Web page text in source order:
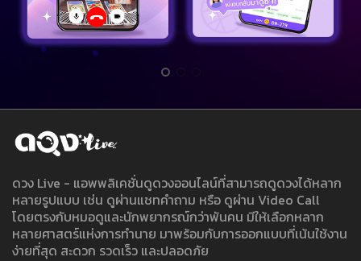
ดวง Live - แอพพลิเคชั่นดูดวงออนไลน์ที่สามารถดูดวงได้หลาก
หลายรูปแบบ เช่น ดูผ่านแชทคำถาม หรือ ดูผ่าน Video Call
โดยตรงกับหมอดูและนักพยากรณ์กว่าพันคน มีให้เลือกหลาก
หลายศาสตร์แห่งการทำนาย มาพร้อมกับการออกแบบที่เน้นใช้งาน
ง่ายที่สุด สะดวก รวดเร็ว และปลอดภัย